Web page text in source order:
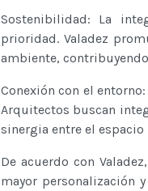
Sostenibilidad: La
prioridad. Valadez
ambiente,
Conexión con el
Arquitectos buscan
sinergia entre el
De acuerdo con
mayor personalización